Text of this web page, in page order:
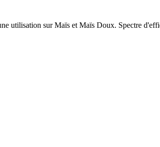
utilisation sur Maïs et Maïs Doux. Spectre